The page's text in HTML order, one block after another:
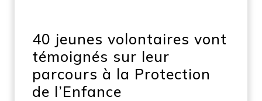
40 jeunes volontaires vont
témoignés sur leur
parcours à la Protection
de l’Enfance